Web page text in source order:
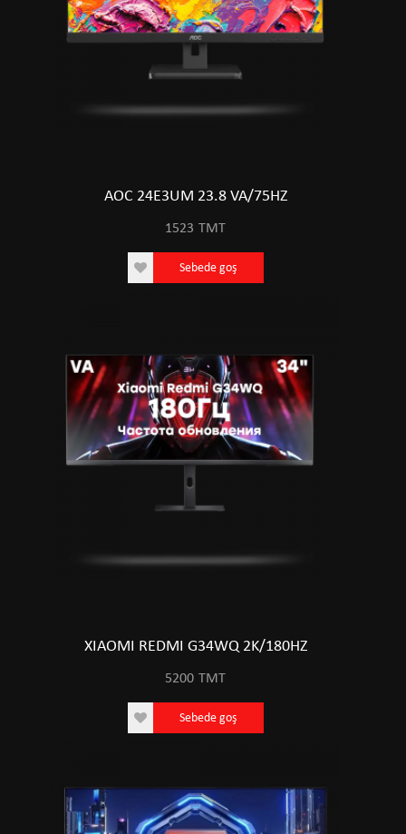
AOC 24E3UM 23.8 VA/75HZ
1523 TMT
Sebede goş
XIAOMI REDMI G34WQ 2K/180HZ
5200 TMT
Sebede goş